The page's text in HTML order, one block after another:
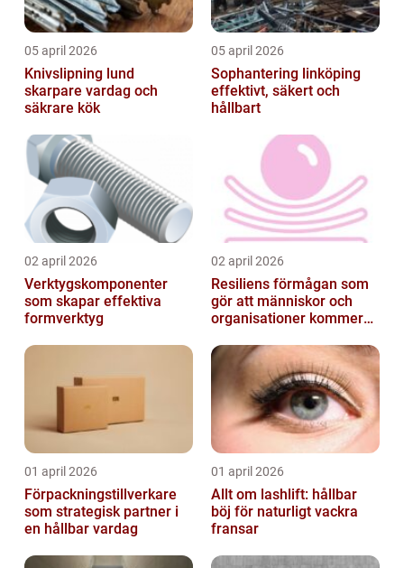
05 april 2026
Knivslipning lund
skarpare vardag och
säkrare kök
05 april 2026
Sophantering linköping
effektivt, säkert och
hållbart
02 april 2026
Verktygskomponenter
som skapar effektiva
formverktyg
02 april 2026
Resiliens förmågan som
gör att människor och
organisationer kommer
01 april 2026
Förpackningstillverkare
som strategisk partner i
en hållbar vardag
01 april 2026
Allt om lashlift: hållbar
böj för naturligt vackra
fransar